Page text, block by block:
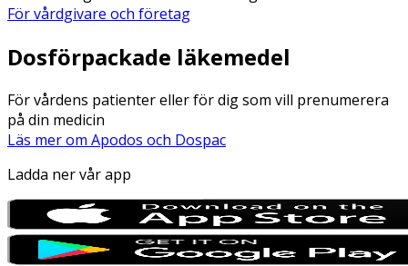
För vårdgivare och företag
Dosförpackade läkemedel
För vårdens patienter eller för dig som vill prenumerera
på din medicin
Läs mer om Apodos och Dospac
Ladda ner vår app